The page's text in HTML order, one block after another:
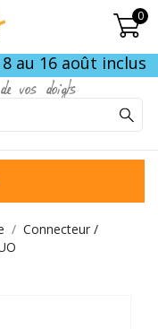
0
8 au 16 août inclus
vos doigts
Connecteur /